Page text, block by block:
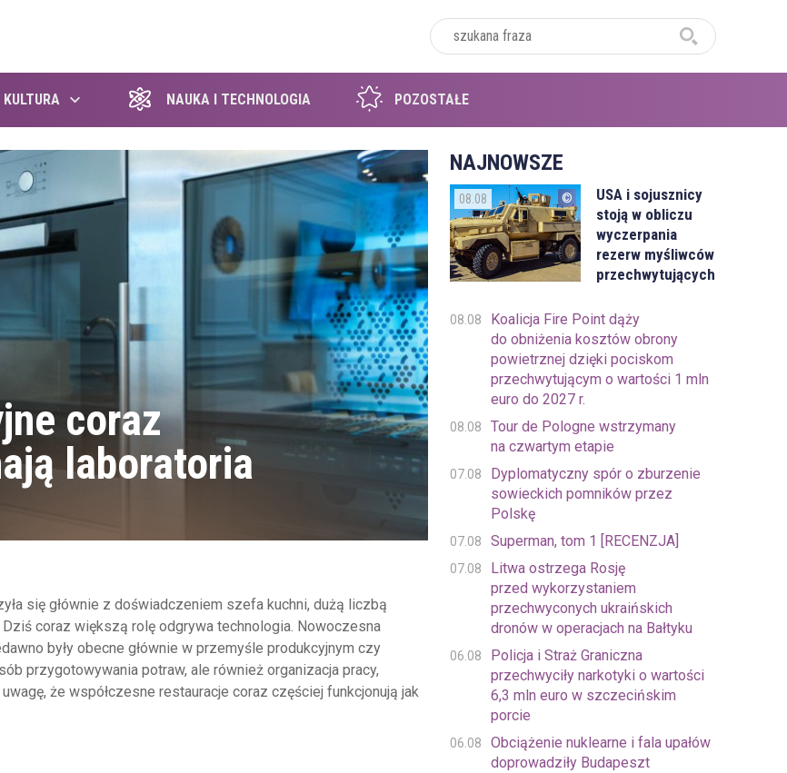
KULTURA NAUKA I TECHNOLOGIA POZOSTAŁE
coraz
laboratoria
się głównie z doświadczeniem szefa kuchni, dużą liczbą
coraz większą rolę odgrywa technologia. Nowoczesna
były obecne głównie w przemyśle produkcyjnym czy
przygotowywania potraw, ale również organizacja pracy,
że współczesne restauracje coraz częściej funkcjonują jak
NAJNOWSZE
08.08
USA i sojusznicy
stoją w obliczu
wyczerpania
rezerw myśliwców
przechwytujących
08.08
Koalicja Fire Point dąży
do obniżenia kosztów obrony
powietrznej dzięki pociskom
przechwytującym o wartości 1 mln
euro do 2027 r.
08.08
Tour de Pologne wstrzymany
na czwartym etapie
07.08
Dyplomatyczny spór o zburzenie
sowieckich pomników przez
Polskę
07.08 Superman, tom 1 [RECENZJA]
07.08
Litwa ostrzega Rosję
przed wykorzystaniem
przechwyconych ukraińskich
dronów w operacjach na Bałtyku
06.08
Policja i Straż Graniczna
przechwyciły narkotyki o wartości
6,3 mln euro w szczecińskim
porcie
06.08
Obciążenie nuklearne i fala upałów
doprowadziły Budapeszt